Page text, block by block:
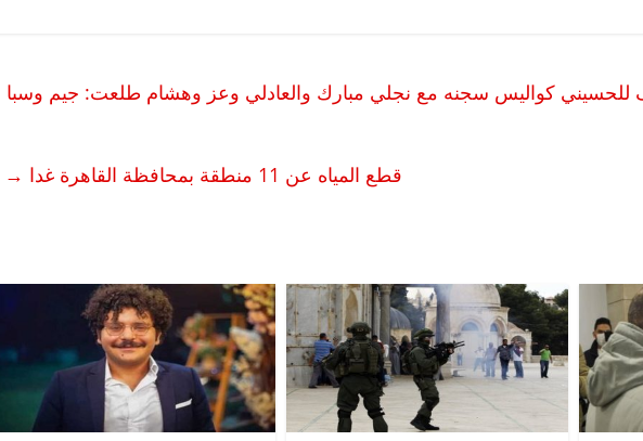
للحسيني كواليس سجنه مع نجلي مبارك والعادلي وعز وهشام طلعت: جيم وسبا
قطع المياه عن 11 منطقة بمحافظة القاهرة غدا
→